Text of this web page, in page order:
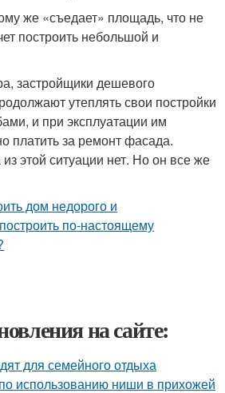
же «съедает» площадь, что не
построить небольшой и
застройщики дешевого
утеплять свои постройки
и при эксплуатации им
платить за ремонт фасада.
этой ситуации нет. Но он все же
на сайте:
для семейного отдыха
использованию ниши в прихожей